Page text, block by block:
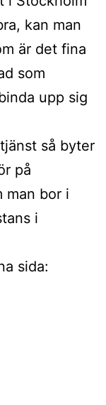
kan man
är det fina
som
upp sig
så byter
på
man bor i
i
sida: